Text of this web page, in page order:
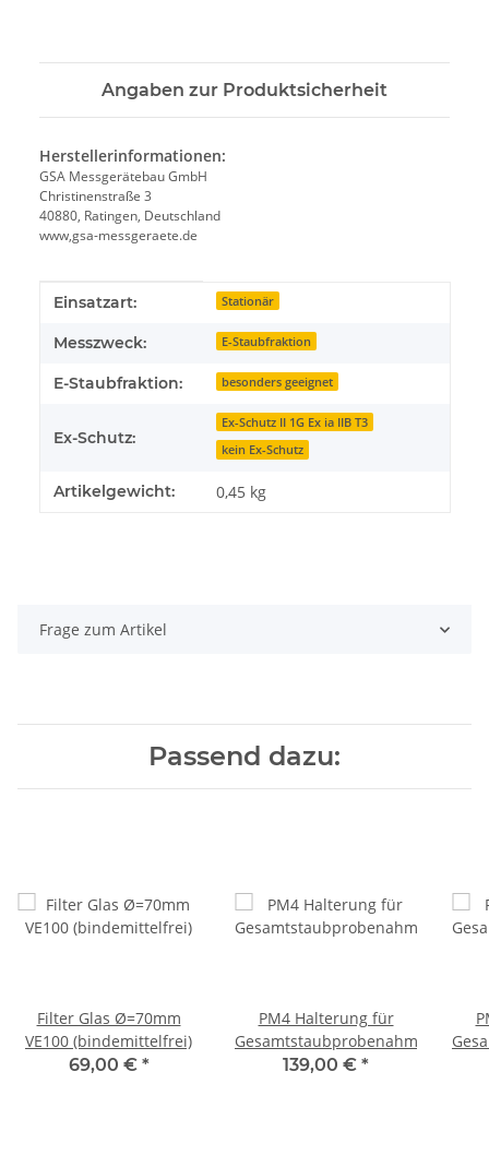
Angaben zur Produktsicherheit
Herstellerinformationen:
GSA Messgerätebau GmbH
Christinenstraße 3
40880, Ratingen, Deutschland
www,gsa-messgeraete.de
Produkteigenschaft
Wert
Einsatzart: Stationär
Messzweck: E-Staubfraktion
E-Staubfraktion: besonders geeignet
Ex-Schutz:
Ex-Schutz II 1G Ex ia IIB T3
kein Ex-Schutz
Artikelgewicht: 0,45 kg
Frage zum Artikel
Passend dazu:
Filter Glas Ø=70mm
VE100 (bindemittelfrei)
69,00 € *
PM4 Halterung für
Gesamtstaubprobenahmekopf
139,00 € *